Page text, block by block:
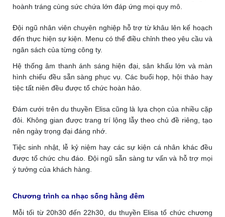
hoành tráng cùng sức chứa lớn đáp ứng mọi quy mô.
Đội ngũ nhân viên chuyên nghiệp hỗ trợ từ khâu lên kế hoạch
đến thực hiện sự kiện. Menu có thể điều chỉnh theo yêu cầu và
ngân sách của từng công ty.
Hệ thống âm thanh ánh sáng hiện đại, sân khấu lớn và màn
hình chiếu đều sẵn sàng phục vụ. Các buổi họp, hội thảo hay
tiệc tất niên đều được tổ chức hoàn hảo.
Đám cưới trên du thuyền Elisa cũng là lựa chọn của nhiều cặp
đôi. Không gian được trang trí lộng lẫy theo chủ đề riêng, tạo
nên ngày trọng đại đáng nhớ.
Tiệc sinh nhật, lễ kỷ niệm hay các sự kiện cá nhân khác đều
được tổ chức chu đáo. Đội ngũ sẵn sàng tư vấn và hỗ trợ mọi
ý tưởng của khách hàng.
Chương trình ca nhạc sống hằng đêm
Mỗi tối từ 20h30 đến 22h30, du thuyền Elisa tổ chức chương